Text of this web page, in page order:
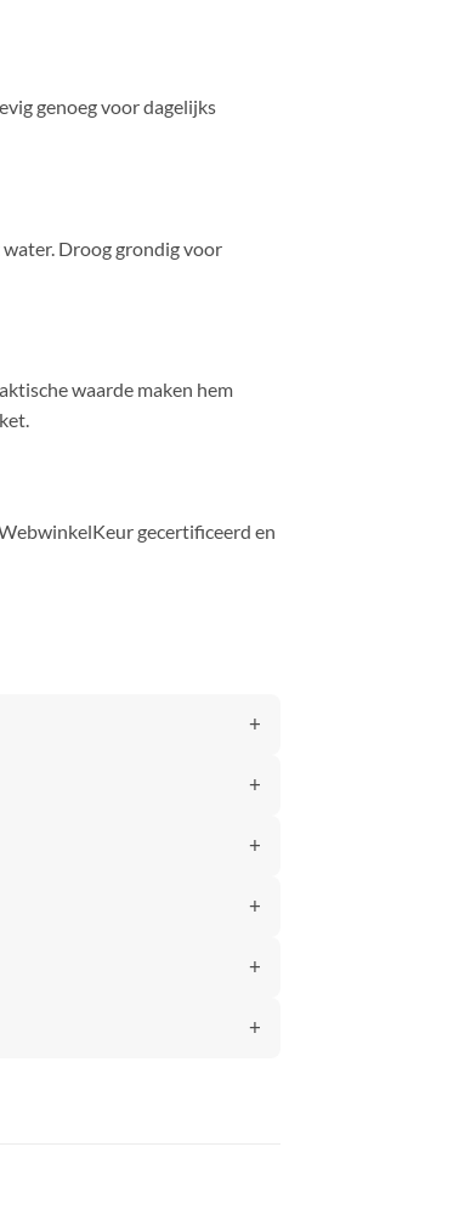
genoeg voor dagelijks
water. Droog grondig voor
waarde maken hem
gecertificeerd en